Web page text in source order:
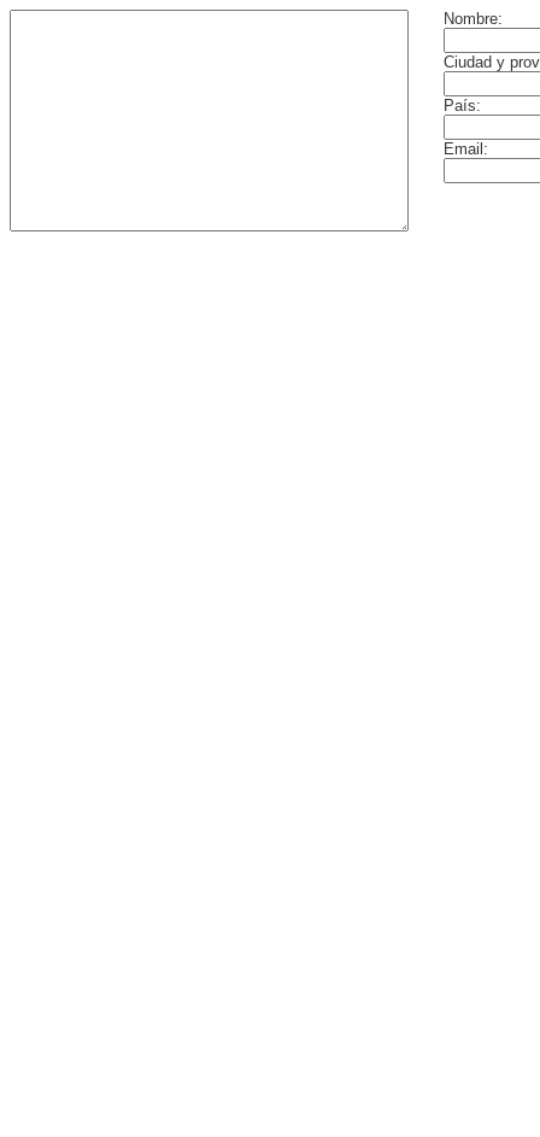
Nombre:
Ciudad y
País:
Email: